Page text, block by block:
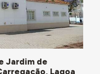
Jardim de
Lagoa